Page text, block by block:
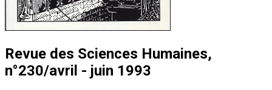
Revue des Sciences Humaines,
n°230/avril - juin 1993